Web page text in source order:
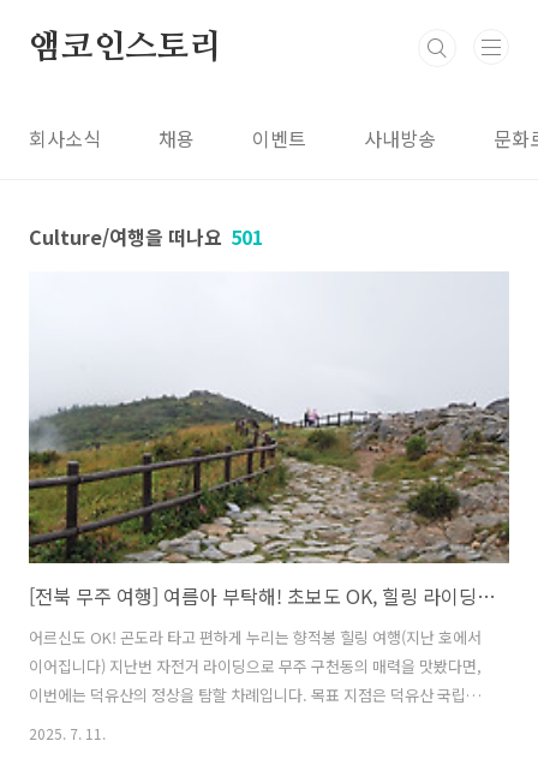
앰코인스토리
회사소식 채용 이벤트 사내방송 문화
Culture/여행을 떠나요 501
[전북 무주 여행] 여름아 부탁해! 초보도 OK, 힐링 라이딩부터 정상 정복까지! 무주 덕유산 구천동 33경 & 향적봉 2편
어르신도 OK! 곤도라 타고 편하게 누리는 향적봉 힐링 여행(지난 호에서
이어집니다) 지난번 자전거 라이딩으로 무주 구천동의 매력을 맛봤다면,
이번에는 덕유산의 정상을 탐할 차례입니다. 목표 지점은 덕유산 국립공
원 정상(해발 1,614m)에 위치한 향적봉! 남한에서 네 번째로 높은 산봉
2025. 7. 11.